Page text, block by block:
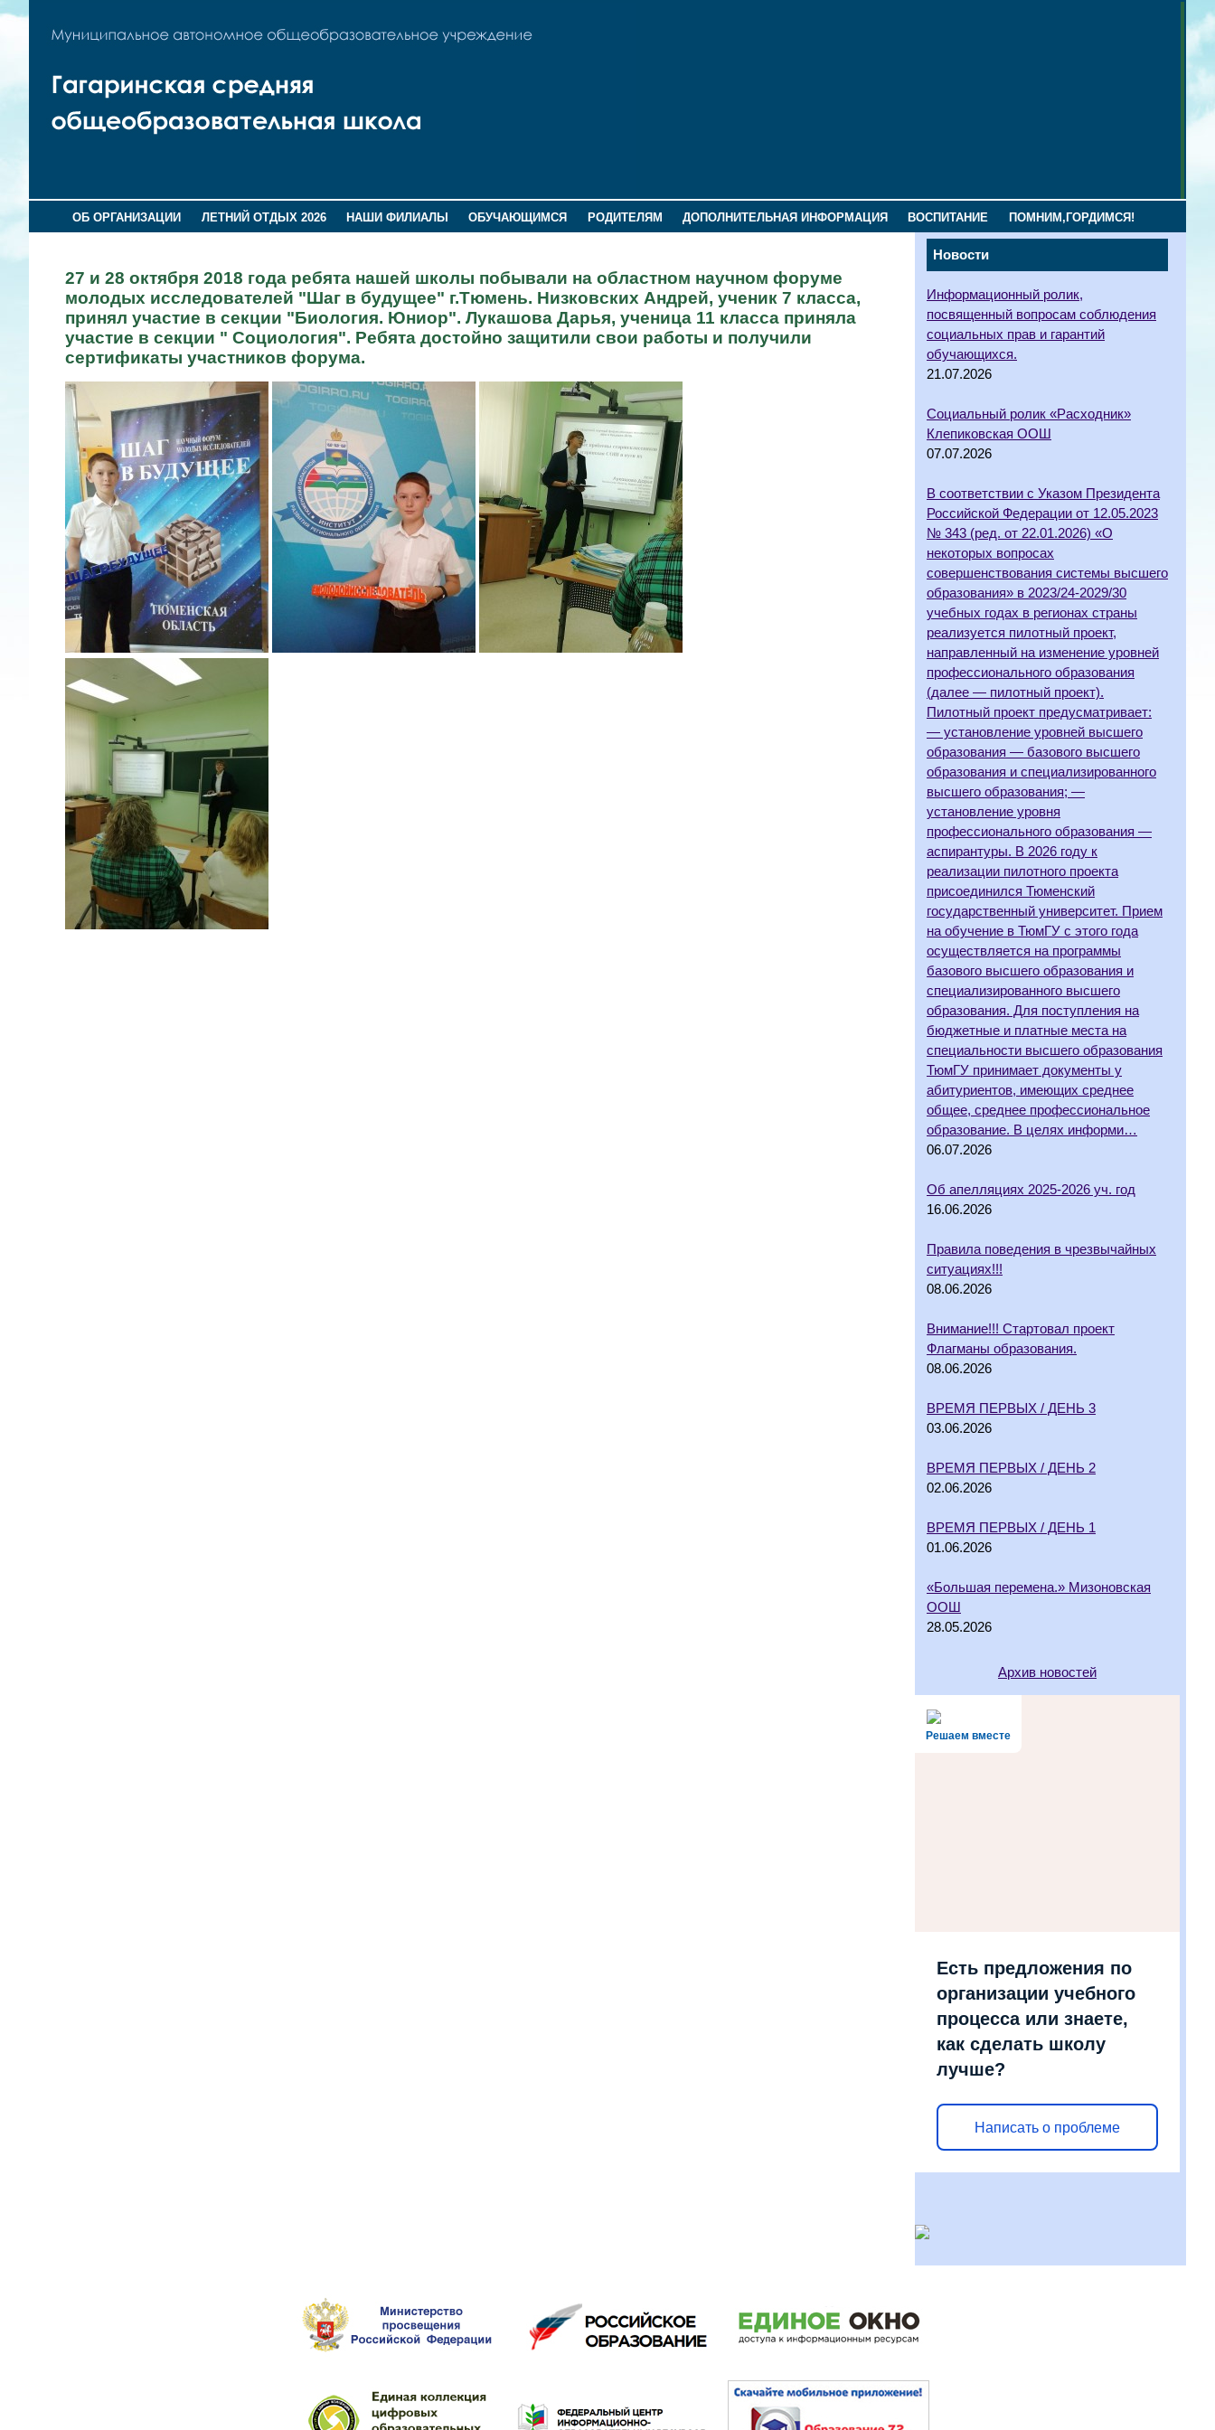
ОБ ОРГАНИЗАЦИИ ЛЕТНИЙ ОТДЫХ 2026 НАШИ ФИЛИАЛЫ ОБУЧАЮЩИМСЯ РОДИТЕЛЯМ ДОПОЛНИТЕЛЬНАЯ ИНФОРМАЦИЯ ВОСПИТАНИЕ ПОМНИМ,ГОРДИМСЯ!
Новости
Информационный ролик,
посвященный вопросам соблюдения
социальных прав и гарантий
обучающихся.
21.07.2026
Социальный ролик «Расходник»
Клепиковская ООШ
07.07.2026
В соответствии с Указом Президента
Российской Федерации от 12.05.2023
№ 343 (ред. от 22.01.2026) «О
некоторых вопросах
совершенствования системы высшего
образования» в 2023/24-2029/30
учебных годах в регионах страны
реализуется пилотный проект,
направленный на изменение уровней
профессионального образования
(далее — пилотный проект).
Пилотный проект предусматривает:
— установление уровней высшего
образования — базового высшего
образования и специализированного
высшего образования; —
установление уровня
профессионального образования —
аспирантуры. В 2026 году к
реализации пилотного проекта
присоединился Тюменский
государственный университет. Прием
на обучение в ТюмГУ с этого года
осуществляется на программы
базового высшего образования и
специализированного высшего
образования. Для поступления на
бюджетные и платные места на
специальности высшего образования
ТюмГУ принимает документы у
абитуриентов, имеющих среднее
общее, среднее профессиональное
образование. В целях информи…
06.07.2026
Об апелляциях 2025-2026 уч. год
16.06.2026
Правила поведения в чрезвычайных
ситуациях!!!
08.06.2026
Внимание!!! Стартовал проект
Флагманы образования.
08.06.2026
ВРЕМЯ ПЕРВЫХ / ДЕНЬ 3
03.06.2026
ВРЕМЯ ПЕРВЫХ / ДЕНЬ 2
02.06.2026
ВРЕМЯ ПЕРВЫХ / ДЕНЬ 1
01.06.2026
«Большая перемена.» Мизоновская
ООШ
28.05.2026
Архив новостей
Решаем вместе
Есть предложения по
организации учебного
процесса или знаете,
как сделать школу
лучше?
Написать о проблеме
27 и 28 октября 2018 года ребята нашей школы побывали на областном научном форуме
молодых исследователей "Шаг в будущее" г.Тюмень. Низковских Андрей, ученик 7 класса,
принял участие в секции "Биология. Юниор". Лукашова Дарья, ученица 11 класса приняла
участие в секции " Социология". Ребята достойно защитили свои работы и получили
сертификаты участников форума.